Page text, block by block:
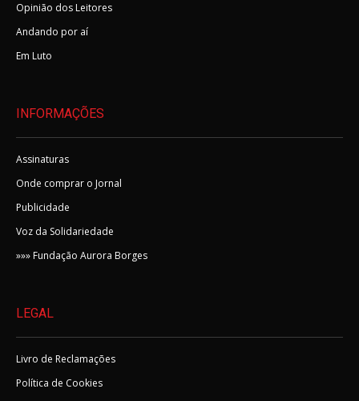
Opinião dos Leitores
Andando por aí
Em Luto
INFORMAÇÕES
Assinaturas
Onde comprar o Jornal
Publicidade
Voz da Solidariedade
»»» Fundação Aurora Borges
LEGAL
Livro de Reclamações
Política de Cookies